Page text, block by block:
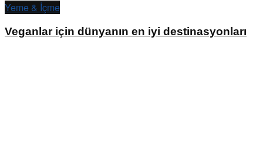
Yeme & İçme
Veganlar için dünyanın en iyi destinasyonları